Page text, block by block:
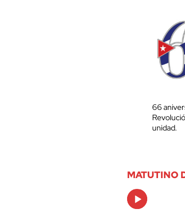
66
unidad.
MATUTINO
Audio
Player